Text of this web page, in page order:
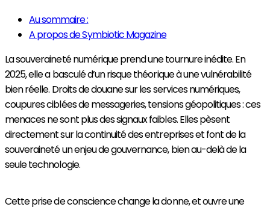
Au sommaire :
A propos de Symbiotic Magazine
La souveraineté numérique prend une tournure inédite. En
2025, elle a basculé d’un risque théorique à une vulnérabilité
bien réelle. Droits de douane sur les services numériques,
coupures ciblées de messageries, tensions géopolitiques : ces
menaces ne sont plus des signaux faibles. Elles pèsent
directement sur la continuité des entreprises et font de la
souveraineté un enjeu de gouvernance, bien au-delà de la
seule technologie.
Cette prise de conscience change la donne, et ouvre une